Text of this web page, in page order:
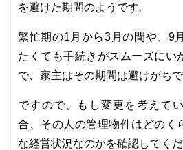
を避けた期間のようです。
繁忙期の1月から3月の間や、9
たくても手続きがスムーズにい
で、家主はその期間は避けがちで
ですので、もし変更を考えて
合、その人の管理物件はどのく
な経営状況なのかを確認してくだ